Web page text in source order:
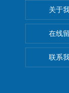
关于
在线
联系